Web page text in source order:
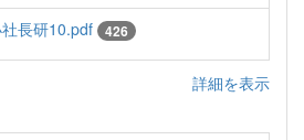
長研10.pdf 426
詳細を表示